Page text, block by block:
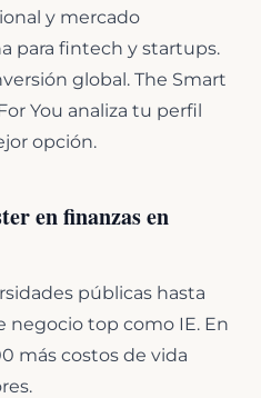
y mercado
para fintech y startups.
global. The Smart
You analiza tu perfil
opción.
en finanzas en
públicas hasta
negocio top como IE. En
más costos de vida